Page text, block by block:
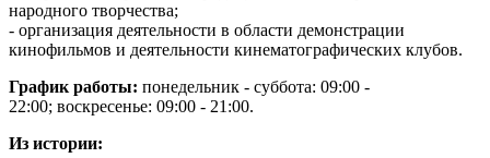
народного творчества;
- организация деятельности в области демонстрации
кинофильмов и деятельности кинематографических клубов.
График работы: понедельник - суббота: 09:00 -
22:00; воскресенье: 09:00 - 21:00.
Из истории: